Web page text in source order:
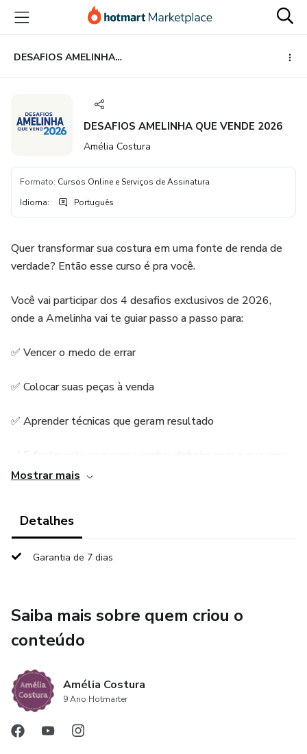
para
conteúdo
principal
para
pagamento
para
rodapé
DESAFIOS AMELINHA QUE VENDE 2026
DESAFIOS AMELINHA QUE VENDE 2026
Amélia Costura
Formato: Cursos Online e Serviços de Assinatura
Idioma: Português
Quer transformar sua costura em uma fonte de renda de
verdade? Então esse curso é pra você.
Você vai participar dos 4 desafios exclusivos de 2026,
onde a Amelinha vai te guiar passo a passo para:
✅ Vencer o medo de errar
✅ Colocar suas peças à venda
✅ Aprender técnicas que geram resultado
✅ E finalmente começar a ganhar dinheiro com o que ama
fazer!
🎁 O Desafio de Fim de Ano de 2025 também está
incluso!
você troca ideias, tira dúvidas e cresce junto com outras
mulheres como você.
Mostrar mais
Detalhes
Garantia de 7 dias
Saiba mais sobre quem criou o
conteúdo
Amélia Costura
9 Ano Hotmarter